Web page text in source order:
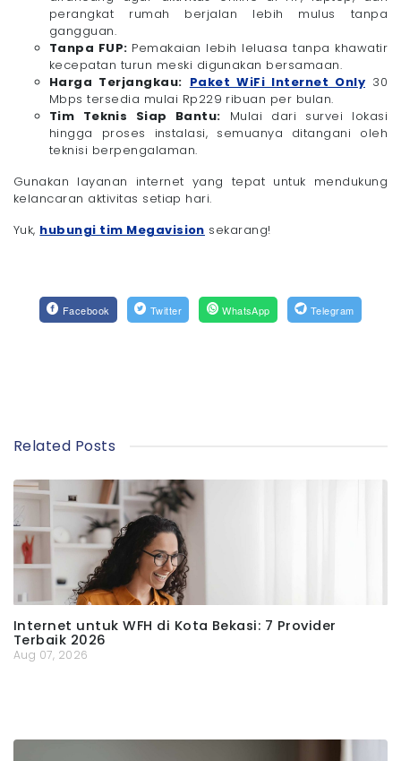
perangkat rumah berjalan lebih mulus tanpa
gangguan.
Tanpa FUP: Pemakaian lebih leluasa tanpa khawatir
kecepatan turun meski digunakan bersamaan.
Harga Terjangkau: Paket WiFi Internet Only30
Mbps tersedia mulai Rp229 ribuan per bulan.
Tim Teknis Siap Bantu: Mulai dari survei lokasi
hingga proses instalasi, semuanya ditangani oleh
teknisi berpengalaman.
Gunakan layanan internet yang tepat untuk mendukung
kelancaran aktivitas setiap hari.
Yuk, hubungi tim Megavision sekarang!
Facebook Twitter WhatsApp Telegram
Related Posts
Internet untuk WFH di Kota Bekasi: 7 Provider
Terbaik 2026
Aug 07, 2026